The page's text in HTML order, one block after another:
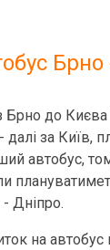
Брно
Брно до
далі за Київ,
автобус,
Дніпро.
на автобус